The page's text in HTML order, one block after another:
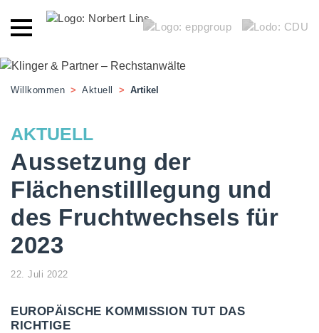
Willkommen > Aktuell > Artikel
AKTUELL
Aussetzung der
Flächenstilllegung und
des Fruchtwechsels für
2023
22. Juli 2022
EUROPÄISCHE KOMMISSION TUT DAS
RICHTIGE